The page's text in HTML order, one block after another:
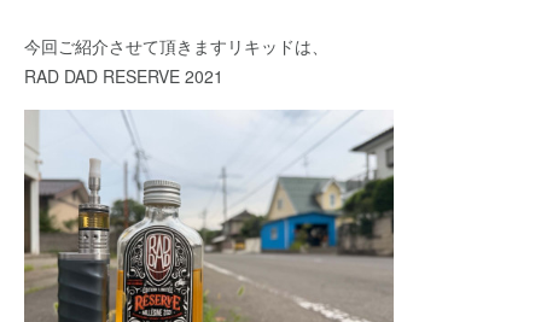
今回ご紹介させて頂きますリキッドは、
RAD DAD RESERVE 2021